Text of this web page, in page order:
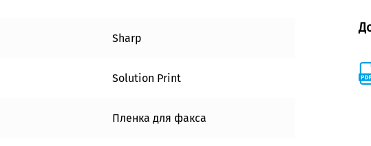
Sharp
Solution Print
Пленка для факса